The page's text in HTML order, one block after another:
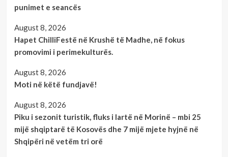
punimet e seancës
August 8, 2026
Hapet ChilliFestë në Krushë të Madhe, në fokus
promovimi i perimekulturës.
August 8, 2026
Moti në këtë fundjavë!
August 8, 2026
Piku i sezonit turistik, fluks i lartë në Morinë – mbi 25
mijë shqiptarë të Kosovës dhe 7 mijë mjete hyjnë në
Shqipëri në vetëm tri orë